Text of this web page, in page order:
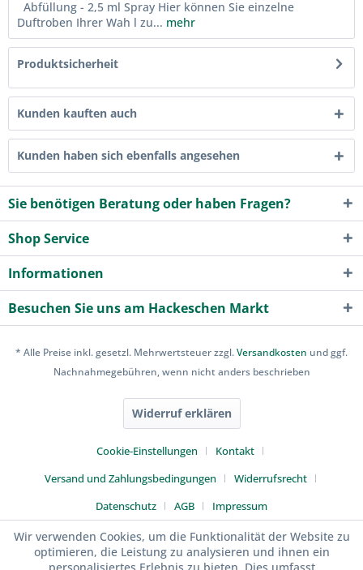
Abfüllung - 2,5 ml Spray Hier können Sie einzelne
Duftroben Ihrer Wah l zu... mehr
Produktsicherheit
Kunden kauften auch
Kunden haben sich ebenfalls angesehen
Sie benötigen Beratung oder haben Fragen?
Shop Service
Informationen
Besuchen Sie uns am Hackeschen Markt
* Alle Preise inkl. gesetzl. Mehrwertsteuer zzgl.Versandkosten und ggf.
Nachnahmegebühren, wenn nicht anders beschrieben
Widerruf erklären
Cookie-Einstellungen
Kontakt
Versand und Zahlungsbedingungen
Widerrufsrecht
Datenschutz
AGB Impressum
Wir verwenden Cookies, um die Funktionalität der Website zu
optimieren, die Leistung zu analysieren und ihnen ein